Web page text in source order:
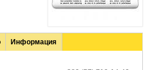
Информация